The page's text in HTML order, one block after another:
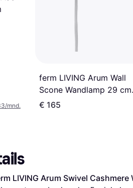
mnd.
ferm LIVING Arum Wall
Scone Wandlamp 29 cm
Wandlamp
€ 165
LIVING Arum Swivel Cashmere